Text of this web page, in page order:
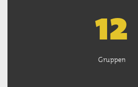
13
Gruppen